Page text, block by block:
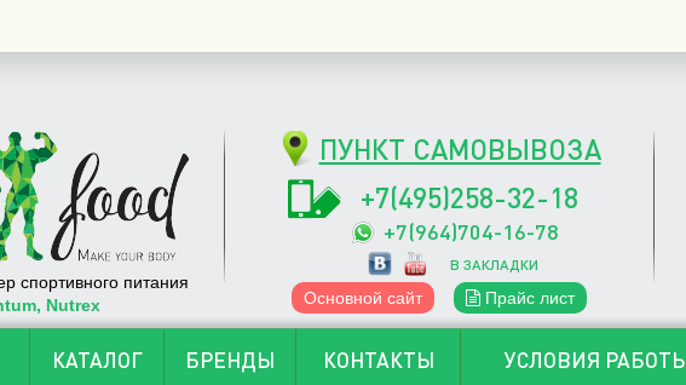
спортивного питания
Nutrex
ПУНКТ САМОВЫВОЗА
+7(495)258-32-18
+7(964)704-16-78
В ЗАКЛАДКИ
Основной сайт Прайс лист
КАТАЛОГ БРЕНДЫ КОНТАКТЫ УСЛОВИЯ